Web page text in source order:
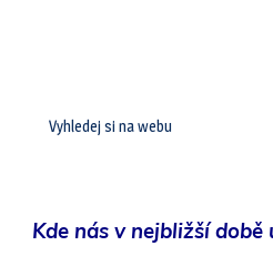
Kde nás v nejbližší době